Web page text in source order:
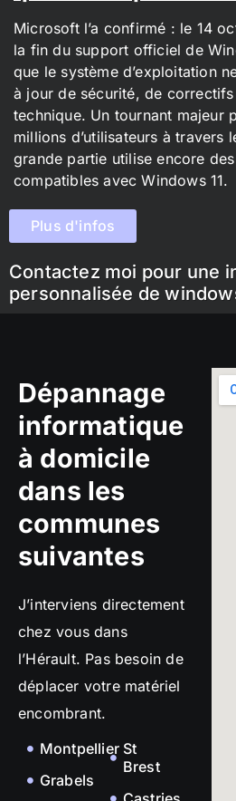
Microsoft l’a confirmé : le 14
la fin du support officiel de
que le système d’exploitation
à jour de sécurité, de correctifs
technique. Un tournant majeur
millions d’utilisateurs à travers
grande partie utilise encore
compatibles avec Windows 11.
Plus d'infos
Contactez moi pour une
personnalisée de
Dépannage
informatique
à domicile
dans les
communes
suivantes
J’interviens directement
chez vous dans
l’Hérault. Pas besoin de
déplacer votre matériel
encombrant.
Montpellier
Grabels
St
Brest